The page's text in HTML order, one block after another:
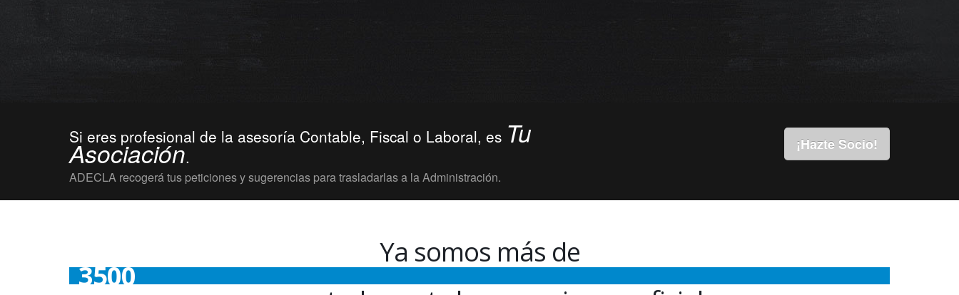
Si eres profesional de la asesoría Contable, Fiscal o Laboral, es Tu
Asociación.
ADECLA recogerá tus peticiones y sugerencias para trasladarlas a la Administración.
¡Hazte Socio!
Ya somos más de
3500